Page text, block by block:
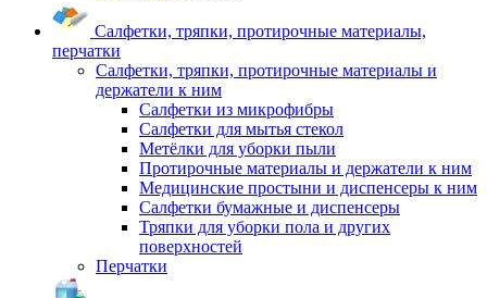
Салфетки, тряпки, протирочные материалы,
перчатки
Салфетки, тряпки, протирочные материалы и
держатели к ним
Салфетки из микрофибры
Салфетки для мытья стекол
Метёлки для уборки пыли
Протирочные материалы и держатели к ним
Медицинские простыни и диспенсеры к ним
Салфетки бумажные и диспенсеры
Тряпки для уборки пола и других
поверхностей
Перчатки